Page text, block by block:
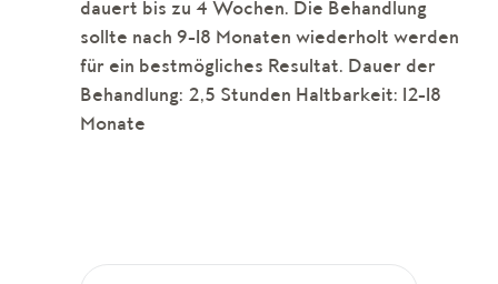
dauert bis zu 4 Wochen. Die Behandlung
sollte nach 9-18 Monaten wiederholt werden
für ein bestmögliches Resultat. Dauer der
Behandlung: 2,5 Stunden Haltbarkeit: 12-18
Monate